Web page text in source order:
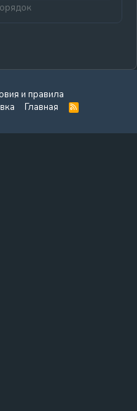
и правила
Главная
R
S